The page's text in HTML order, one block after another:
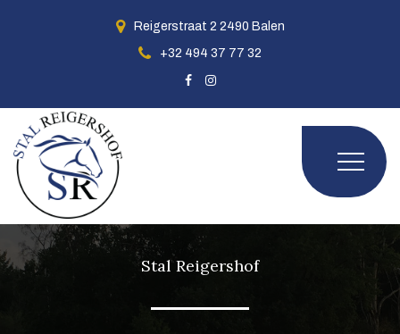
Reigerstraat 2 2490 Balen
+32 494 37 77 32
Stal Reigershof